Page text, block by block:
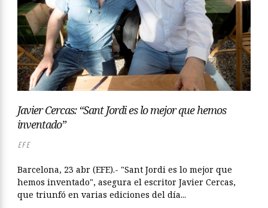
Javier Cercas: “Sant Jordi es lo mejor que hemos
inventado”
EFE
Barcelona, 23 abr (EFE).- "Sant Jordi es lo mejor que
hemos inventado", asegura el escritor Javier Cercas,
que triunfó en varias ediciones del día...